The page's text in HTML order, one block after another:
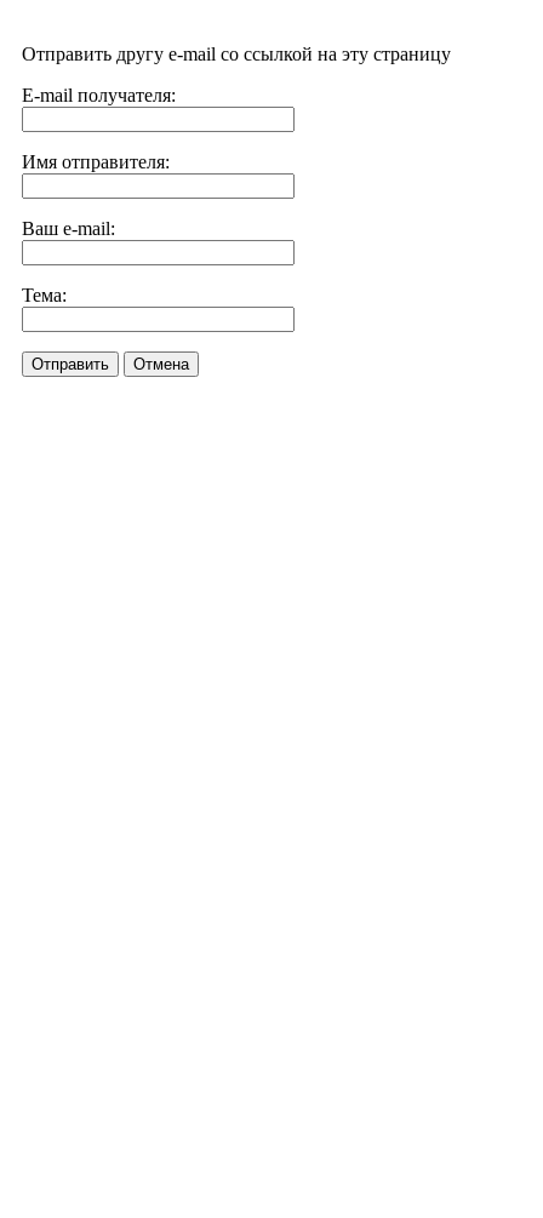
Отправить другу e-mail со ссылкой на эту страницу
E-mail получателя:
Имя отправителя:
Ваш e-mail:
Тема:
Отправить Отмена